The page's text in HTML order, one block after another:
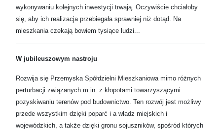
wykonywaniu kolejnych inwestycji trwają. Oczywiście chciałoby
się, aby ich realizacja przebiegała sprawniej niż dotąd. Na
mieszkania czekają bowiem tysiące ludzi...
W jubileuszowym nastroju
Rozwija się Przemyska Spółdzielni Mieszkaniowa mimo różnych
perturbacji związanych m.in. z kłopotami towarzyszącymi
pozyskiwaniu terenów pod budownictwo. Ten rozwój jest możliwy
przede wszystkim dzięki poparć i a władz miejskich i
wojewódzkich, a także dzięki gronu sojuszników, spośród których